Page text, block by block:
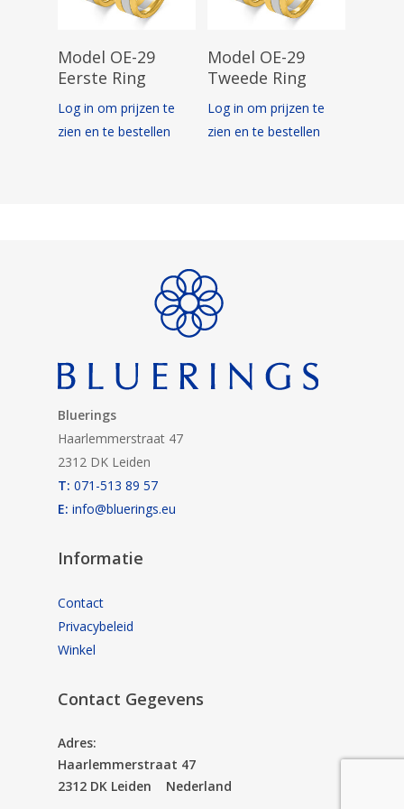
Opties Selecteren
Model OE-29
Eerste Ring
Log in om prijzen te
zien en te bestellen
Opties Selecteren
Model OE-29
Tweede Ring
Log in om prijzen te
zien en te bestellen
Bluerings
Haarlemmerstraat 47
2312 DK Leiden
T: 071-513 89 57
E: info@bluerings.eu
Informatie
Contact
Privacybeleid
Winkel
Contact Gegevens
Adres:
Haarlemmerstraat 47
2312 DK Leiden Nederland